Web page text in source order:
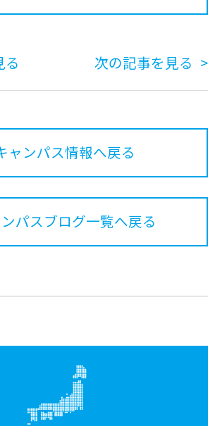
る 次の記事を見る
ャンパス情報へ戻る
パスブログ一覧へ戻る